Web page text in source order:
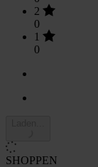
2
0
1
0
SHOPPEN